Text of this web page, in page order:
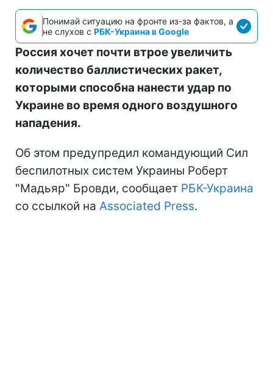
Понимай ситуацию на фронте из-за фактов, а
не слухов с РБК-Украина в Google
Россия хочет почти втрое увеличить
количество баллистических ракет,
которыми способна нанести удар по
Украине во время одного воздушного
нападения.
Об этом предупредил командующий Сил
беспилотных систем Украины Роберт
"Мадьяр" Бровди, сообщает РБК-Украина
со ссылкой на Associated Press.